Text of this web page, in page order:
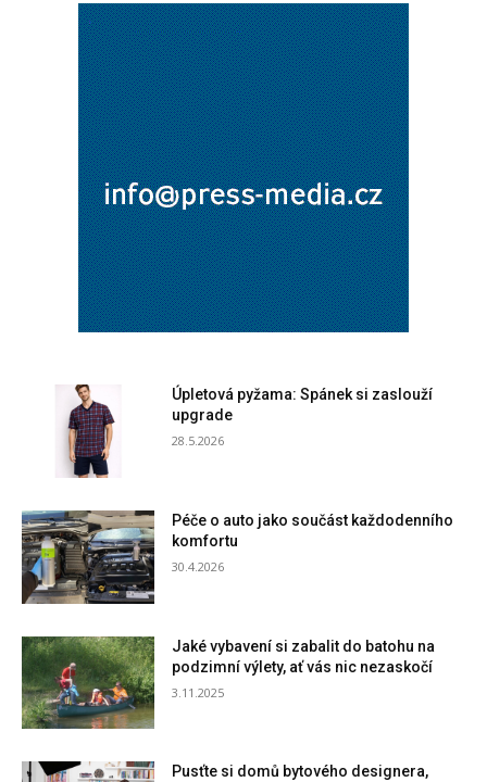
Úpletová pyžama: Spánek si zaslouží
upgrade
28.5.2026
Péče o auto jako součást každodenního
komfortu
30.4.2026
Jaké vybavení si zabalit do batohu na
podzimní výlety, ať vás nic nezaskočí
3.11.2025
Pusťte si domů bytového designera,